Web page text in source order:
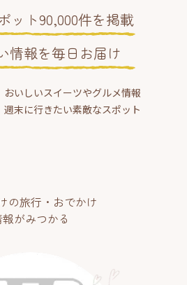
ット90,000件を掲載
情報を毎日お届け
いしいスイーツやグルメ情報
末に行きたい素敵なスポット
の旅行・おでかけ
がみつかる